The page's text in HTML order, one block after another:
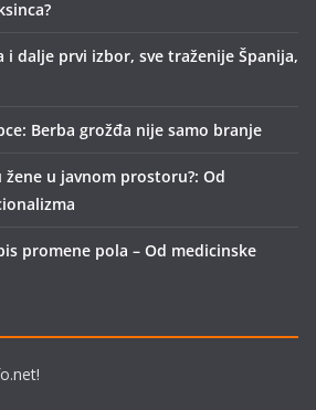
i dalje prvi izbor, sve traženije Španija,
Berba grožđa nije samo branje
u javnom prostoru?: Od
promene pola – Od medicinske